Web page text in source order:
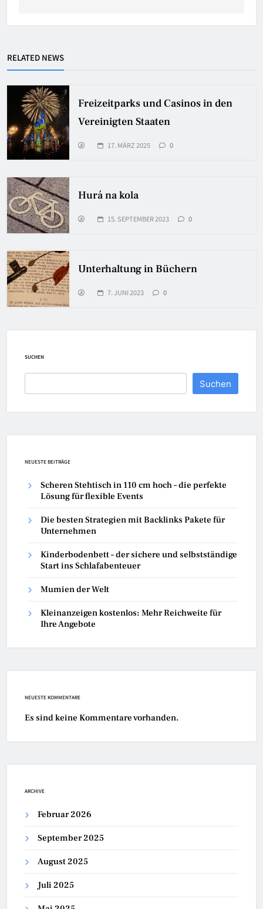
RELATED NEWS
Freizeitparks und Casinos in den
Vereinigten Staaten
17. MÄRZ 2025 0
Hurá na kola
15. SEPTEMBER 2023 0
Unterhaltung in Büchern
7. JUNI 2023 0
SUCHEN
Suchen
NEUESTE BEITRÄGE
Scheren Stehtisch in 110 cm hoch – die perfekte
Lösung für flexible Events
Die besten Strategien mit Backlinks Pakete für
Unternehmen
Kinderbodenbett – der sichere und selbstständige
Start ins Schlafabenteuer
Mumien der Welt
Kleinanzeigen kostenlos: Mehr Reichweite für
Ihre Angebote
NEUESTE KOMMENTARE
Es sind keine Kommentare vorhanden.
ARCHIVE
Februar 2026
September 2025
August 2025
Juli 2025